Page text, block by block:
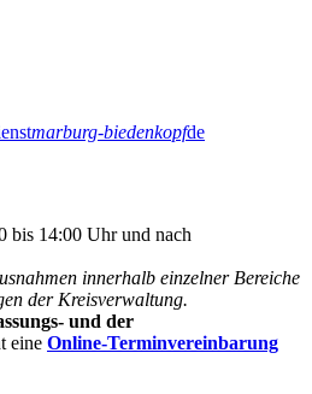
marburg-biedenkopfde
bis 14:00 Uhr und nach
innerhalb einzelner Bereiche
der Kreisverwaltung.
und der
eine Online-Terminvereinbarung